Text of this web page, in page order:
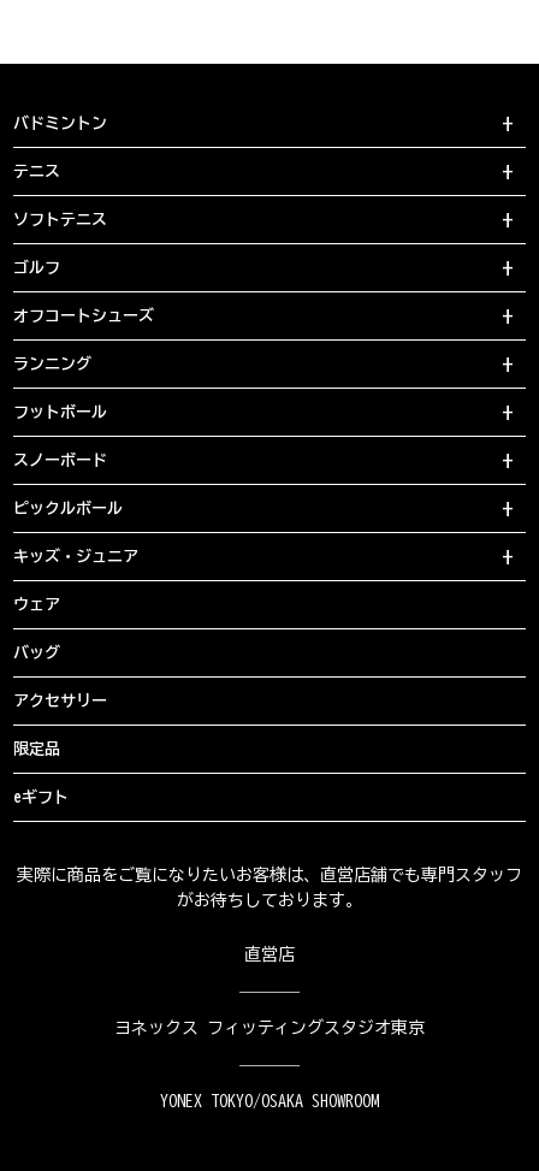
バドミントン
テニス
ソフトテニス
ゴルフ
オフコートシューズ
ランニング
フットボール
スノーボード
ピックルボール
キッズ・ジュニア
ウェア
バッグ
アクセサリー
限定品
eギフト
実際に商品をご覧になりたいお客様は、直営店舗でも専門スタッフ
がお待ちしております。
直営店
ヨネックス フィッティングスタジオ東京
YONEX TOKYO/OSAKA SHOWROOM